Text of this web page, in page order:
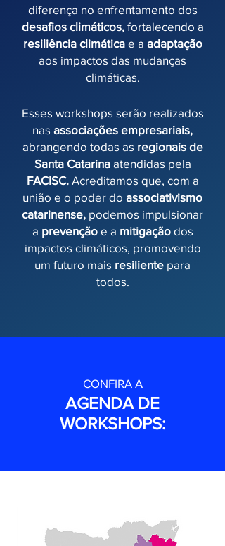
diferença no enfrentamento dos
desafios climáticos,fortalecendo a
resiliência climáticae a adaptação
aos impactos das mudanças
climáticas.
Esses workshops serão realizados
nas associações empresariais,
abrangendo todas as regionais de
Santa Catarinaatendidas pela
FACISC.Acreditamos que, com a
união e o poder do associativismo
catarinense, podemos impulsionar
a prevençãoe a mitigaçãodos
impactos climáticos, promovendo
um futuro mais resiliente para
todos.
CONFIRA A
AGENDA DE
WORKSHOPS: